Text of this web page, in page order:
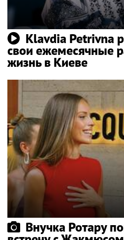
Klavdia Petrivna
свои ежемесячные
жизнь в Киеве
Внучка Ротару